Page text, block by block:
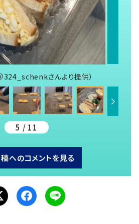
さんより提供）
5 / 11
へのコメントを見る